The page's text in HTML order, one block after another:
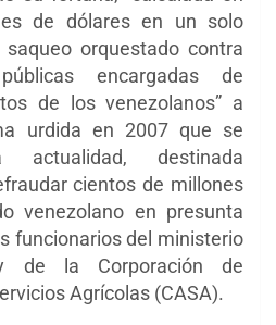
de dólares en un solo
orquestado contra
encargadas de
de los venezolanos” a
urdida en 2007 que se
destinada
cientos de millones
venezolano en presunta
funcionarios del ministerio
de la Corporación de
Agrícolas (CASA).